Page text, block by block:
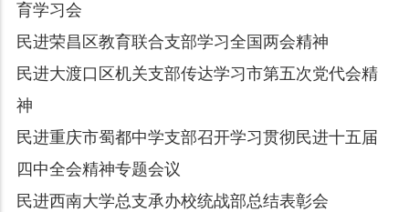
育学习会
民进荣昌区教育联合支部学习全国两会精神
民进大渡口区机关支部传达学习市第五次党代会精
神
民进重庆市蜀都中学支部召开学习贯彻民进十五届
四中全会精神专题会议
民进西南大学总支承办校统战部总结表彰会